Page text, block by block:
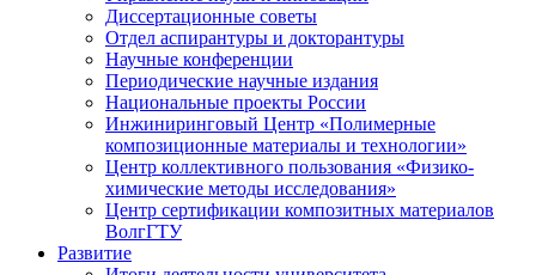
Диссертационные советы
Отдел аспирантуры и докторантуры
Научные конференции
Периодические научные издания
Национальные проекты России
Инжиниринговый Центр «Полимерные
композиционные материалы и технологии»
Центр коллективного пользования «Физико-
химические методы исследования»
Центр сертификации композитных материалов
ВолгГТУ
Развитие